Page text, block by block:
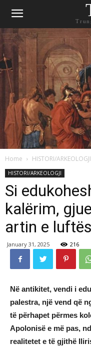
Home HISTORI/ARKEOLOGJI
HISTORI/ARKEOLOGJI
Si
kalërim,
artin e luftës
January 31, 2025 216
Në antikitet, vendi i
palestra, një vend që
të përhapet përmes
Apolonisë e më pas,
realitetet e të gjithë